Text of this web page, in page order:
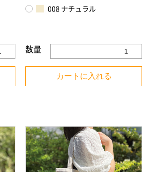
008 ナチュラル
数量
カートに入れる
お買い物を続ける カートへ進む